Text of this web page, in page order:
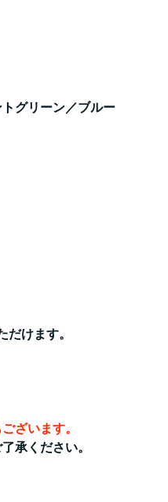
グリーン／ブルー
けます。
ざいます。
承ください。